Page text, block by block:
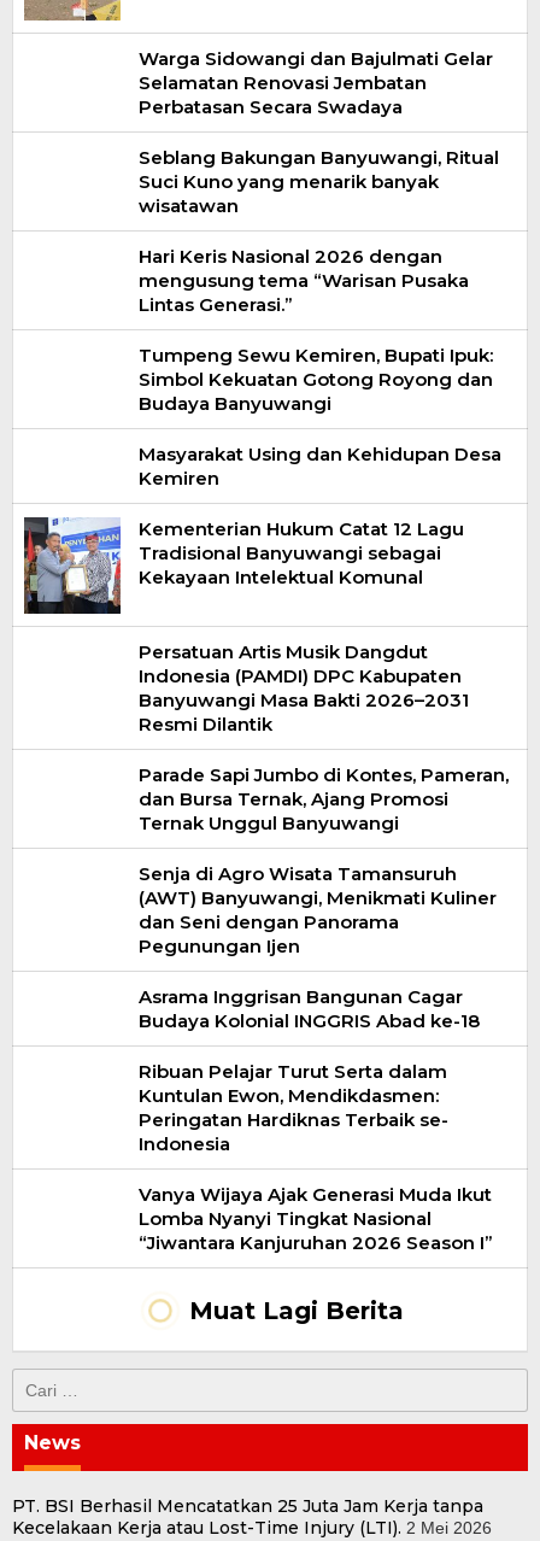
Warga Sidowangi dan Bajulmati Gelar
Selamatan Renovasi Jembatan
Perbatasan Secara Swadaya
Seblang Bakungan Banyuwangi, Ritual
Suci Kuno yang menarik banyak
wisatawan
Hari Keris Nasional 2026 dengan
mengusung tema “Warisan Pusaka
Lintas Generasi.”
Tumpeng Sewu Kemiren, Bupati Ipuk:
Simbol Kekuatan Gotong Royong dan
Budaya Banyuwangi
Masyarakat Using dan Kehidupan Desa
Kemiren
Kementerian Hukum Catat 12 Lagu
Tradisional Banyuwangi sebagai
Kekayaan Intelektual Komunal
Persatuan Artis Musik Dangdut
Indonesia (PAMDI) DPC Kabupaten
Banyuwangi Masa Bakti 2026–2031
Resmi Dilantik
Parade Sapi Jumbo di Kontes, Pameran,
dan Bursa Ternak, Ajang Promosi
Ternak Unggul Banyuwangi
Senja di Agro Wisata Tamansuruh
(AWT) Banyuwangi, Menikmati Kuliner
dan Seni dengan Panorama
Pegunungan Ijen
Asrama Inggrisan Bangunan Cagar
Budaya Kolonial INGGRIS Abad ke-18
Ribuan Pelajar Turut Serta dalam
Kuntulan Ewon, Mendikdasmen:
Peringatan Hardiknas Terbaik se-
Indonesia
Vanya Wijaya Ajak Generasi Muda Ikut
Lomba Nyanyi Tingkat Nasional
“Jiwantara Kanjuruhan 2026 Season I”
Muat Lagi Berita
untuk:
News
PT. BSI Berhasil Mencatatkan 25 Juta Jam Kerja tanpa
Kecelakaan Kerja atau Lost-Time Injury (LTI). 2 Mei 2026